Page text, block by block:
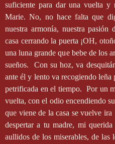
suficiente para dar una vuelta y
Marie. No, no hace falta que
nuestra armonía, nuestra pasión
casa cerrando la puerta ¡OH,
una luna grande que bebe de los
sueños.
Con su hoz, va
ante él y lento va recogiendo leña
petrificada en el tiempo. Por un
vuelta, con el odio encendiendo
que viene de la casa se vuelve ira
despertar a tu madre, mi
aullidos de los miserables, de las